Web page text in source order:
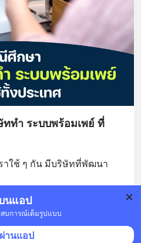
นแอป
สบการณ์เต็มรูปแบบ
านแอป
ทำ ระบบพร้อมเพย์ ที่
าใช้ ๆ กัน มีบริษัทที่พัฒนา
เนชั่นแนล ไอทีเอ็
39 30